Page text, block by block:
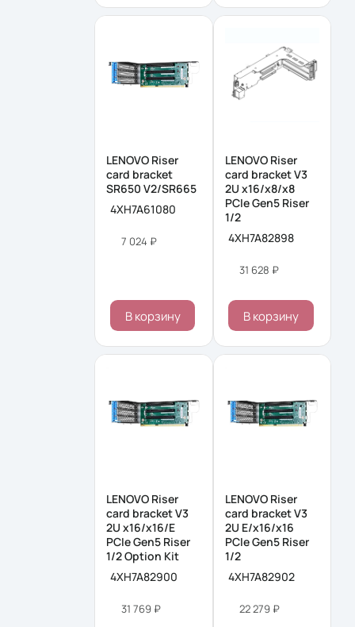
LENOVO Riser
card bracket
SR650 V2/SR665
4XH7A61080
7 024 ₽
В корзину
LENOVO Riser
card bracket V3
2U x16/x8/x8
PCIe Gen5 Riser
1/2
4XH7A82898
31 628 ₽
В корзину
LENOVO Riser
card bracket V3
2U x16/x16/E
PCIe Gen5 Riser
1/2 Option Kit
4XH7A82900
31 769 ₽
LENOVO Riser
card bracket V3
2U E/x16/x16
PCIe Gen5 Riser
1/2
4XH7A82902
22 279 ₽